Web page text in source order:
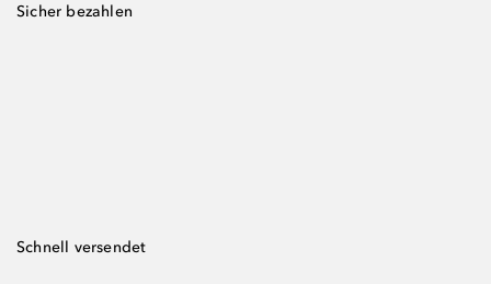
Sicher bezahlen
Schnell versendet